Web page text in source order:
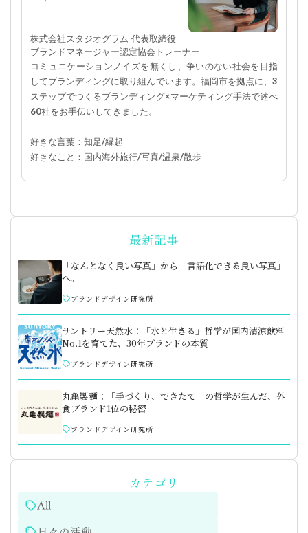
株式会社スタジオグラム 代表取締役
ブランドマネージャー認定協会トレーナー
コミュニケーションノイズを無くし、争いのない社会を目指
してブランディングに取り組んでいます。福岡市を拠点に、3
ステップでつくるブランディング×マーケティング手法で述べ
60社をお手伝いしてきました。
好きな言葉：知足/縁起
好きなこと：国内海外旅行/写真/温泉/散歩
カテゴリ
All
最新記事
「なんとなく良い写真」から「言語化できる良い写真」
へ。
ブランドデザイン研究所
サントリー天然水：「水と生きる」哲学が国内清涼飲料
No.1を育てた、30年ブランドの本質
ブランドデザイン研究所
丸亀製麺：「手づくり、できたて」の哲学が生んだ、外
食ブランド1位の秘密
ブランドデザイン研究所